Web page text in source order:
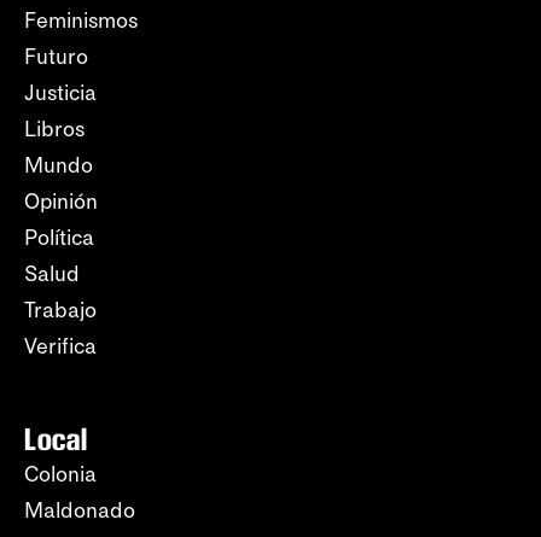
Feminismos
Futuro
Justicia
Libros
Mundo
Opinión
Política
Salud
Trabajo
Verifica
Local
Colonia
Maldonado